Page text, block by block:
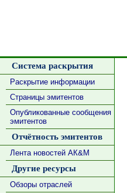
Система раскрытия
Раскрытие информации
Страницы эмитентов
Опубликованные сообщения
эмитентов
Отчётность эмитентов
Лента новостей АК&М
Другие ресурсы
Обзоры отраслей